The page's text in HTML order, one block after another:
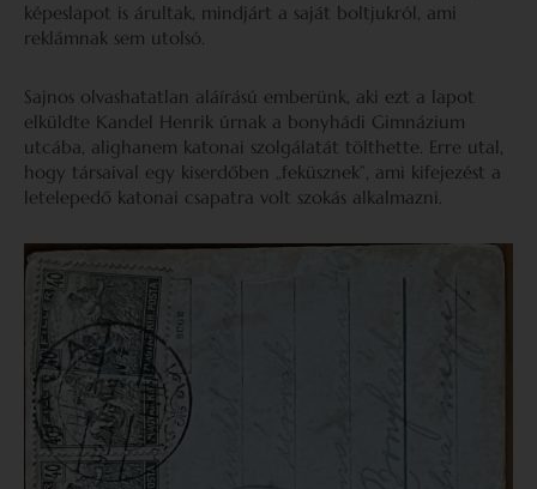
képeslapot is árultak, mindjárt a saját boltjukról, ami
reklámnak sem utolsó.
Sajnos olvashatatlan aláírású emberünk, aki ezt a lapot
elküldte Kandel Henrik úrnak a bonyhádi Gimnázium
utcába, alighanem katonai szolgálatát tölthette. Erre utal,
hogy társaival egy kiserdőben „feküsznek”, ami kifejezést a
letelepedő katonai csapatra volt szokás alkalmazni.